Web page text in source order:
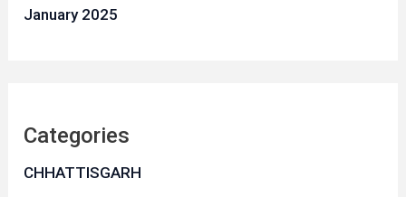
January 2025
Categories
CHHATTISGARH